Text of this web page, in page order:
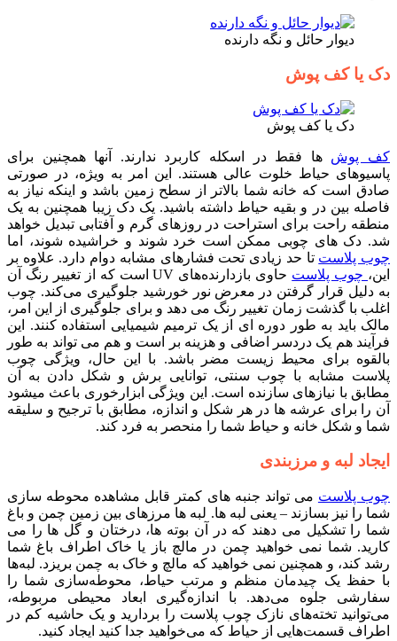
دیوار حائل و نگه دارنده
دک یا کف پوش
دک یا کف پوش
کف پوش ها فقط در اسکله کاربرد ندارند. آنها همچنین برای
پاسیوهای حیاط خلوت عالی هستند. این امر به ویژه، در صورتی
صادق است که خانه شما بالاتر از سطح زمین باشد و اینکه نیاز به
فاصله بین در و بقیه حیاط داشته باشید. یک دک زیبا همچنین به یک
منطقه راحت برای استراحت در روزهای گرم و آفتابی تبدیل خواهد
شد. دک های چوبی ممکن است خرد شوند و خراشیده شوند، اما
چوب پلاست تا حد زیادی تحت فشارهای مشابه دوام دارد. علاوه بر
این، چوب پلاست
حاوی بازدارنده‌های UV است که از تغییر رنگ آن
به دلیل قرار گرفتن در معرض نور خورشید جلوگیری می‌کند. چوب
اغلب با گذشت زمان تغییر رنگ می دهد و برای جلوگیری از این امر،
مالک باید به طور دوره ای از یک ترمیم شیمیایی استفاده کنند. این
فرآیند هم یک دردسر اضافی و هزینه بر است و هم می تواند به طور
بالقوه برای محیط زیست مضر باشد. با این حال، ویژگی چوب
پلاست مشابه با چوب سنتی، توانایی برش و شکل دادن به آن
مطابق با نیازهای سازنده است. این ویژگی ابزارخوری باعث می­شود
آن را برای عرشه ها در هر شکل و اندازه، مطابق با ترجیح و سلیقه
شما و شکل خانه و حیاط شما را منحصر به فرد کند.
ایجاد لبه و مرزبندی
چوب پلاست می تواند جنبه های کمتر قابل مشاهده محوطه سازی
شما را نیز بسازند – یعنی لبه ها. لبه ها مرزهای بین زمین چمن و باغ
شما را تشکیل می دهند که در آن بوته ها، درختان و گل ها را می
کارید. شما نمی خواهید چمن در مالچ باز یا خاک اطراف باغ شما
رشد کند، و همچنین نمی خواهید که مالچ و خاک به چمن بریزد. لبه‌ها
با حفظ یک چیدمان منظم و مرتب حیاط، محوطه‌سازی شما را
سفارشی جلوه می‌دهد. با اندازه‌گیری ابعاد محیطی مربوطه،
می‌توانید تخته‌های نازک چوب پلاست را بردارید و یک حاشیه کم در
اطراف قسمت‌هایی از حیاط که می‌خواهید جدا کنید ایجاد کنید.